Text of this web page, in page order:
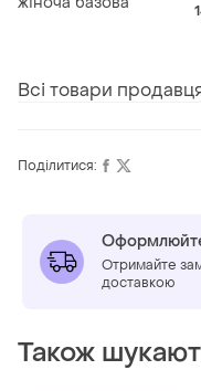
Всі товари
Поділитися:
Отримайте
доставкою
Також